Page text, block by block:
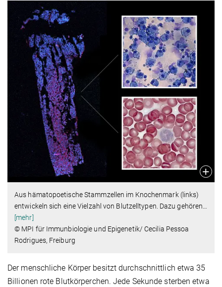
Aus hämatopoetische Stammzellen im Knochenmark (links)
entwickeln sich eine Vielzahl von Blutzelltypen. Dazu gehören
[mehr]
© MPI für Immunbiologie und Epigenetik/ Cecilia Pessoa
Rodrigues, Freiburg
Der menschliche Körper besitzt durchschnittlich etwa 35
Billionen rote Blutkörperchen. Jede Sekunde sterben etwa